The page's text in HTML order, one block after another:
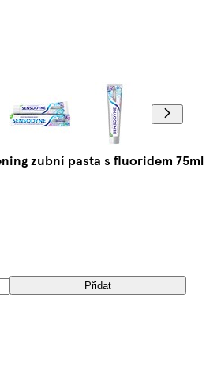
zubní pasta s fluoridem 75ml
Přidat